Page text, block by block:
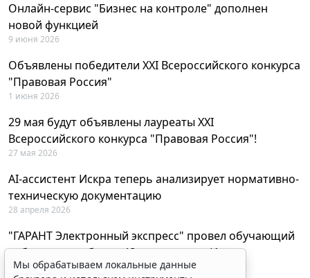
Онлайн-сервис "Бизнес на контроле" дополнен
новой функцией
9 июня 2026
Объявлены победители XXI Всероссийского конкурса
"Правовая Россия"
1 июня 2026
29 мая будут объявлены лауреаты XXI
Всероссийского конкурса "Правовая Россия"!
27 мая 2026
AI-ассистент Искра теперь анализирует нормативно-
техническую документацию
28 апреля 2026
"ГАРАНТ Электронный экспресс" провел обучающий
вебинар по работе с AI-ассистентом Искра
23 апреля 2026
Мы обрабатываем локальные данные